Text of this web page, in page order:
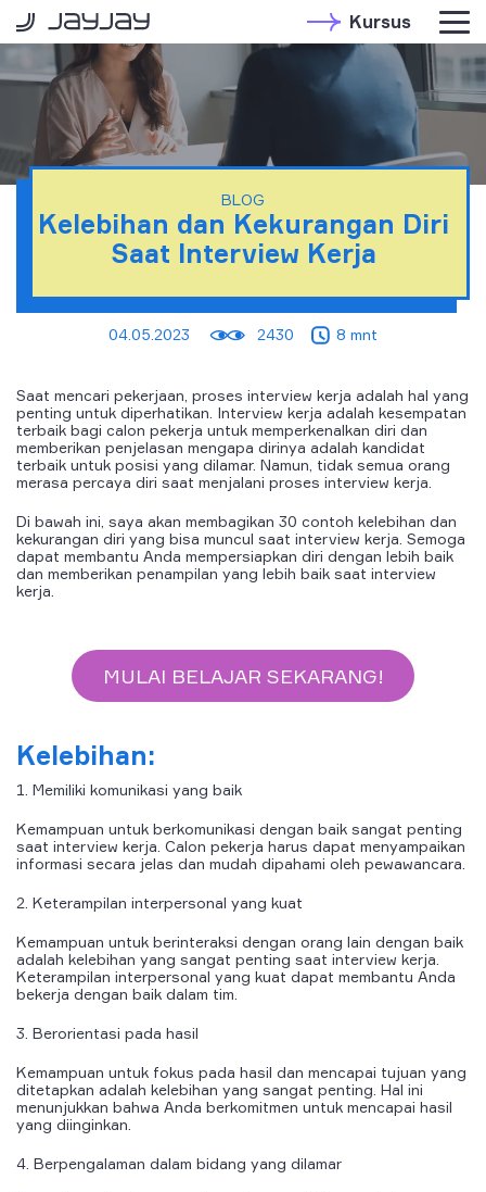
Kursus
BLOG
Kelebihan dan Kekurangan Diri
Saat Interview Kerja
04.05.2023 2430 8 mnt
Saat mencari pekerjaan, proses interview kerja adalah hal yang
penting untuk diperhatikan. Interview kerja adalah kesempatan
terbaik bagi calon pekerja untuk memperkenalkan diri dan
memberikan penjelasan mengapa dirinya adalah kandidat
terbaik untuk posisi yang dilamar. Namun, tidak semua orang
merasa percaya diri saat menjalani proses interview kerja.
Di bawah ini, saya akan membagikan 30 contoh kelebihan dan
kekurangan diri yang bisa muncul saat interview kerja. Semoga
dapat membantu Anda mempersiapkan diri dengan lebih baik
dan memberikan penampilan yang lebih baik saat interview
kerja.
MULAI BELAJAR SEKARANG!
Kelebihan:
1. Memiliki komunikasi yang baik
Kemampuan untuk berkomunikasi dengan baik sangat penting
saat interview kerja. Calon pekerja harus dapat menyampaikan
informasi secara jelas dan mudah dipahami oleh pewawancara.
2. Keterampilan interpersonal yang kuat
Kemampuan untuk berinteraksi dengan orang lain dengan baik
adalah kelebihan yang sangat penting saat interview kerja.
Keterampilan interpersonal yang kuat dapat membantu Anda
bekerja dengan baik dalam tim.
3. Berorientasi pada hasil
Kemampuan untuk fokus pada hasil dan mencapai tujuan yang
ditetapkan adalah kelebihan yang sangat penting. Hal ini
menunjukkan bahwa Anda berkomitmen untuk mencapai hasil
yang diinginkan.
4. Berpengalaman dalam bidang yang dilamar